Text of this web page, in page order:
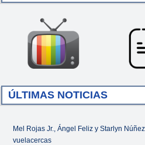
ÚLTIMAS NOTICIAS
Mel Rojas Jr., Ángel Feliz y Starlyn
vuelacercas